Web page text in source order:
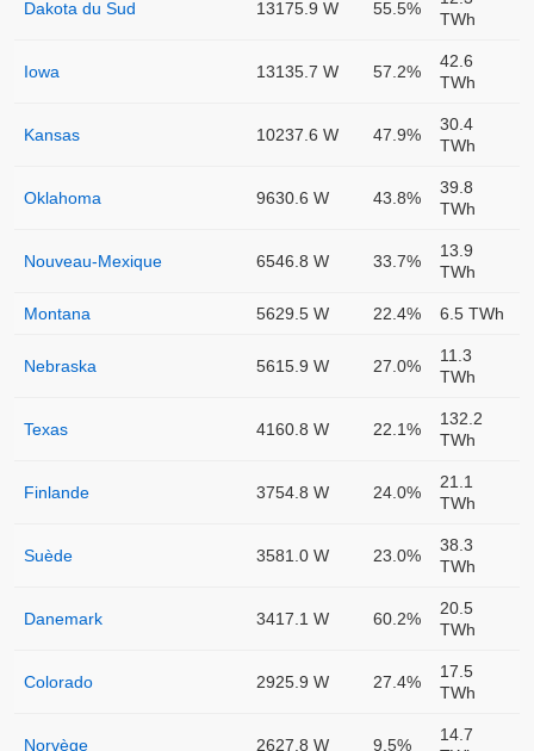
Dakota du Sud 13175.9 W 55.5%
TWh
Iowa 13135.7 W 57.2%
42.6
TWh
Kansas 10237.6 W 47.9%
30.4
TWh
Oklahoma 9630.6 W 43.8%
39.8
TWh
Nouveau-Mexique 6546.8 W 33.7%
13.9
TWh
Montana 5629.5 W 22.4% 6.5 TWh
Nebraska 5615.9 W 27.0%
11.3
TWh
Texas 4160.8 W 22.1%
132.2
TWh
Finlande 3754.8 W 24.0%
21.1
TWh
Suède 3581.0 W 23.0%
38.3
TWh
Danemark 3417.1 W 60.2%
20.5
TWh
Colorado 2925.9 W 27.4%
17.5
TWh
Norvège 2627.8 W 9.5%
14.7